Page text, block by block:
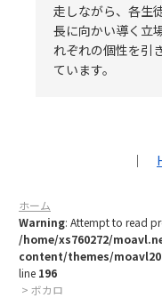
走しながら、各生
長に向かい導く立
れぞれの個性を引
ています。
｜
ホーム
Warning: Attempt to read
/home/xs760272/
content/themes/
line 196
> ボカロ